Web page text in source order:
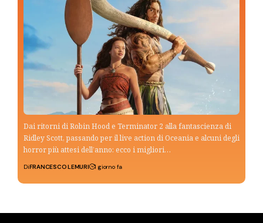
Dai ritorni di Robin Hood e Terminator 2 alla fantascienza di
Ridley Scott, passando per il live action di Oceania e alcuni degli
horror più attesi dell’anno: ecco i migliori…
DiFRANCESCO LEMURI 1 giorno fa